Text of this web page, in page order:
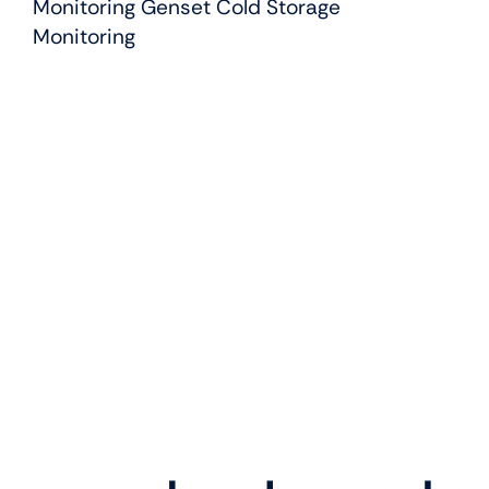
Monitoring Genset Cold Storage
Monitoring